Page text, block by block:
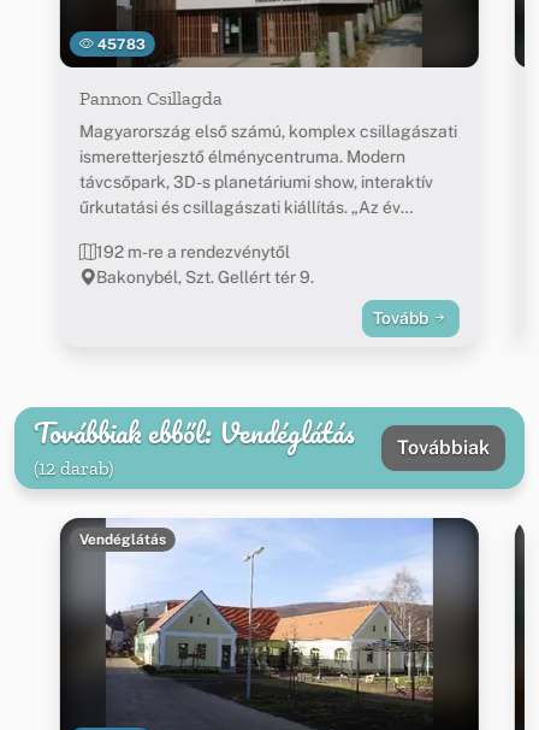
45783
Pannon Csillagda
Magyarország első számú, komplex csillagászati
ismeretterjesztő élménycentruma. Modern
távcsőpark, 3D-s planetáriumi show, interaktív
űrkutatási és csillagászati kiállítás. „Az év
birtokosa.
192 m-re a rendezvénytől
Bakonybél, Szt. Gellért tér 9.
Tovább
Továbbiak ebből: Vendéglátás
(12 darab)
Továbbiak
Vendéglátás